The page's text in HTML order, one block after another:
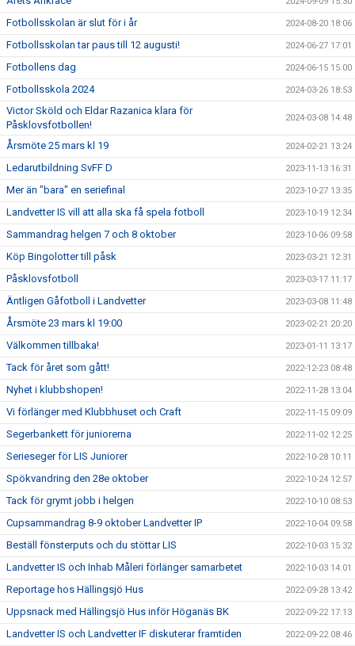
Fotbollsskolan är slut för i år 2024-08-20 18:06
Fotbollsskolan tar paus till 12 augusti! 2024-06-27 17:01
Fotbollens dag 2024-06-15 15:00
Fotbollsskola 2024 2024-03-26 18:53
Victor Sköld och Eldar Razanica klara för
Påsklovsfotbollen!
2024-03-08 14:48
Årsmöte 25 mars kl 19 2024-02-21 13:24
Ledarutbildning SvFF D 2023-11-13 16:31
Mer än "bara" en seriefinal 2023-10-27 13:35
Landvetter IS vill att alla ska få spela fotboll 2023-10-19 12:34
Sammandrag helgen 7 och 8 oktober 2023-10-06 09:58
Köp Bingolotter till påsk 2023-03-21 12:31
Påsklovsfotboll 2023-03-17 11:17
Äntligen Gåfotboll i Landvetter 2023-03-08 11:48
Årsmöte 23 mars kl 19:00 2023-02-21 20:20
Välkommen tillbaka! 2023-01-11 13:17
Tack för året som gått! 2022-12-23 08:48
Nyhet i klubbshopen! 2022-11-28 13:04
Vi förlänger med Klubbhuset och Craft 2022-11-15 09:09
Segerbankett för juniorerna 2022-11-02 12:25
Serieseger för LIS Juniorer 2022-10-28 10:11
Spökvandring den 28e oktober 2022-10-24 12:57
Tack för grymt jobb i helgen 2022-10-10 08:53
Cupsammandrag 8-9 oktober Landvetter IP 2022-10-04 09:58
Beställ fönsterputs och du stöttar LIS 2022-10-03 15:32
Landvetter IS och Inhab Måleri förlänger samarbetet 2022-10-03 14:01
Reportage hos Hällingsjö Hus 2022-09-28 13:42
Uppsnack med Hällingsjö Hus inför Höganäs BK 2022-09-22 17:13
Landvetter IS och Landvetter IF diskuterar framtiden 2022-09-22 08:46